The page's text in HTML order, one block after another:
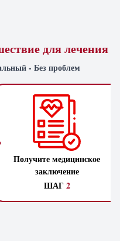
для лечения
- Без проблем
Получите медицинское
заключение
ШАГ2